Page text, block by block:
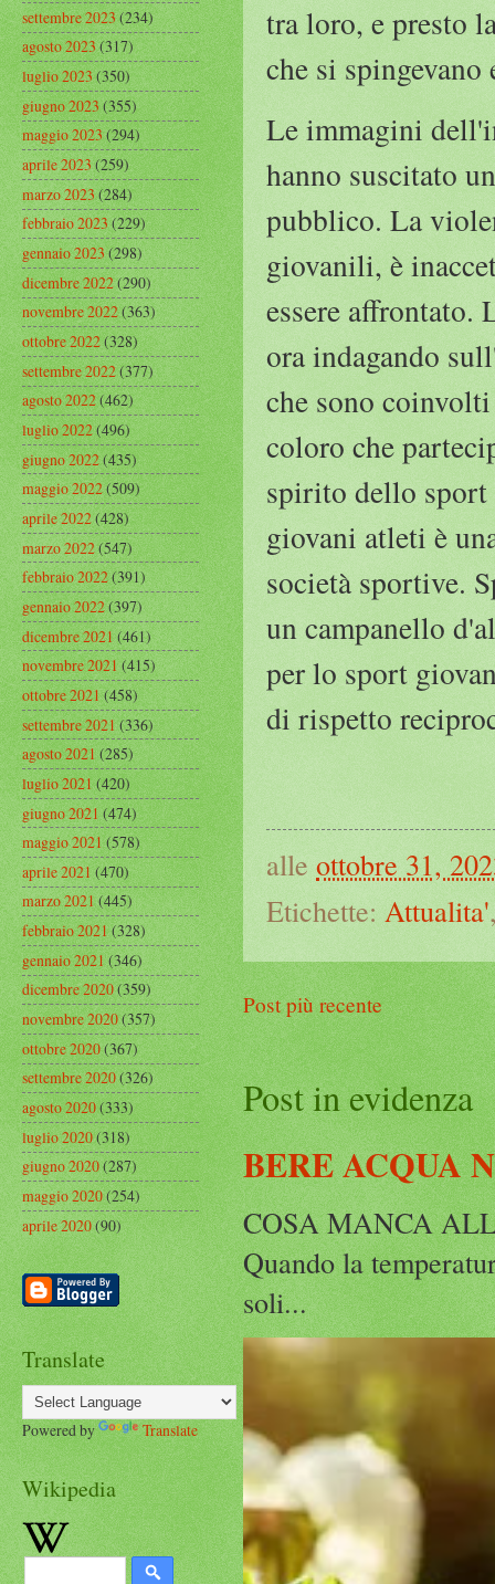
tra loro, e presto
che si
Le immagini
hanno suscitato
pubblico. La
giovanili, è
essere affrontato.
ora indagando
che sono
coloro che
spirito dello sport
giovani atleti è
società sportive.
un campanello
per lo sport
di rispetto
alle ottobre 31,
Etichette: Attualita'
Post più recente
Post in evidenza
BERE ACQUA
COSA MANCA
Quando la
soli...
settembre 2023(234)
agosto 2023(317)
luglio 2023(350)
giugno 2023(355)
maggio 2023(294)
aprile 2023(259)
marzo 2023(284)
febbraio 2023(229)
gennaio 2023(298)
dicembre 2022(290)
novembre 2022(363)
ottobre 2022(328)
settembre 2022(377)
agosto 2022(462)
luglio 2022(496)
giugno 2022(435)
maggio 2022(509)
aprile 2022(428)
marzo 2022(547)
febbraio 2022(391)
gennaio 2022(397)
dicembre 2021(461)
novembre 2021(415)
ottobre 2021(458)
settembre 2021(336)
agosto 2021(285)
luglio 2021(420)
giugno 2021(474)
maggio 2021(578)
aprile 2021(470)
marzo 2021(445)
febbraio 2021(328)
gennaio 2021(346)
dicembre 2020(359)
novembre 2020(357)
ottobre 2020(367)
settembre 2020(326)
agosto 2020(333)
luglio 2020(318)
giugno 2020(287)
maggio 2020(254)
aprile 2020(90)
Translate
Powered by Translate
Wikipedia